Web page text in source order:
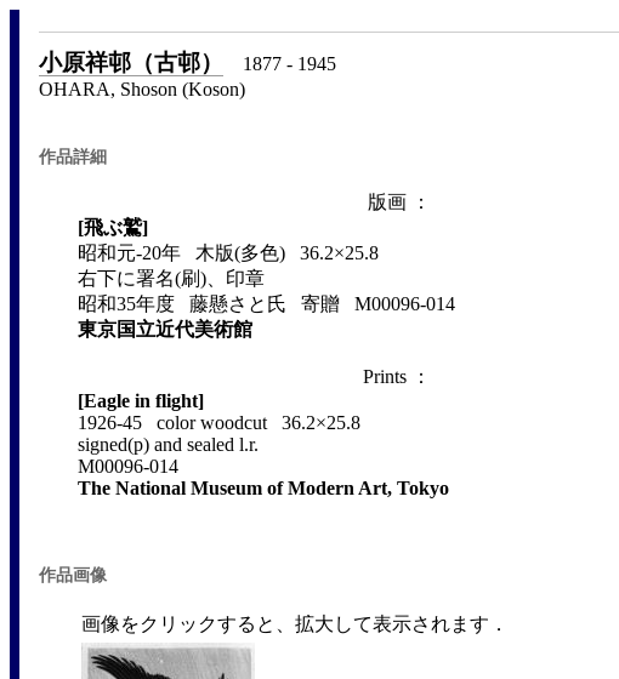
小原祥邨（古邨）
1877 - 1945
OHARA, Shoson (Koson)
作品詳細
版画 ：
[飛ぶ鷲]
昭和元-20年 木版(多色) 36.2×25.8
右下に署名(刷)、印章
昭和35年度 藤懸さと氏 寄贈 M00096-014
東京国立近代美術館
Prints ：
[Eagle in flight]
1926-45 color woodcut 36.2×25.8
signed(p) and sealed l.r.
M00096-014
The National Museum of Modern Art, Tokyo
作品画像
画像をクリックすると、拡大して表示されます．